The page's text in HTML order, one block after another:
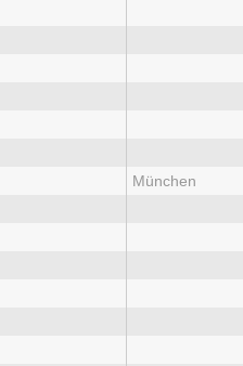
München